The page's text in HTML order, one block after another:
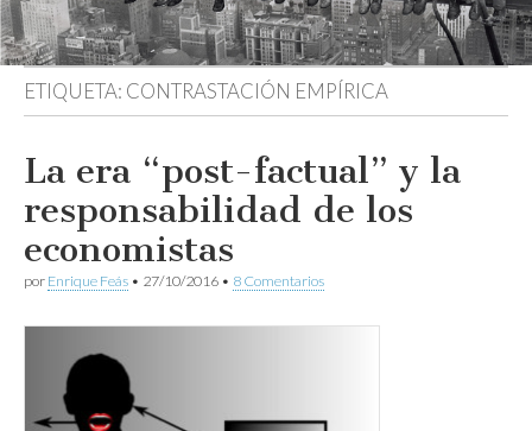
ETIQUETA: CONTRASTACIÓN EMPÍRICA
La era “post-factual” y la
responsabilidad de los
economistas
por Enrique Feás • 27/10/2016 • 8 Comentarios